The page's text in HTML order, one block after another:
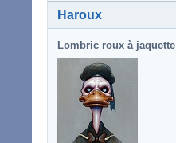
Haroux
Lombric roux à jaquette